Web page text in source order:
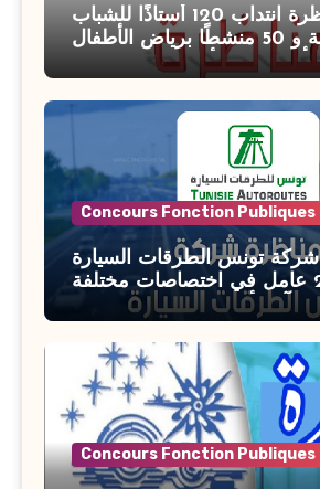
مناظرة انتداب 120 أستاذًا للشباب
والطفولة و 50 منشطًا برياض الأطفال
الأسرة والمرأة والطفولة وكبار
Concours Fonction Publiques
تونس الطرقات السيارة
لانتداب 200 عامل في اختصاصات مختلفة
آخر أجل : 21 جويلية 2026
Concours Fonction Publiques